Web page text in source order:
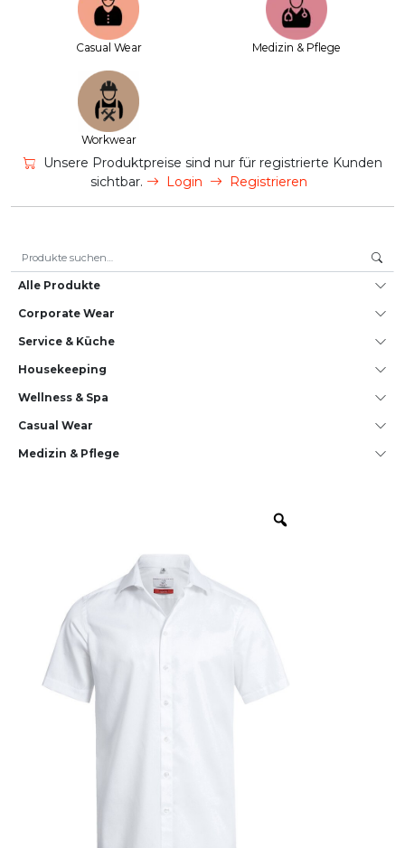
Casual Wear Medizin & Pflege
Workwear
Unsere Produktpreise sind nur für registrierte Kunden
sichtbar.
Login Registrieren
Alle Produkte
Corporate Wear
Service & Küche
House­keeping
Wellness & Spa
Casual Wear
Medizin & Pflege